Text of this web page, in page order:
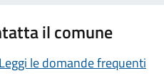
il comune
le domande frequenti